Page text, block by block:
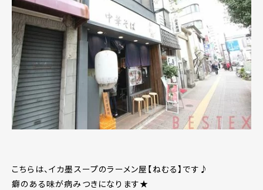
こちらは、イカ墨スープのラーメン屋【ねむる】です♪
癖のある味が病みつきになります★